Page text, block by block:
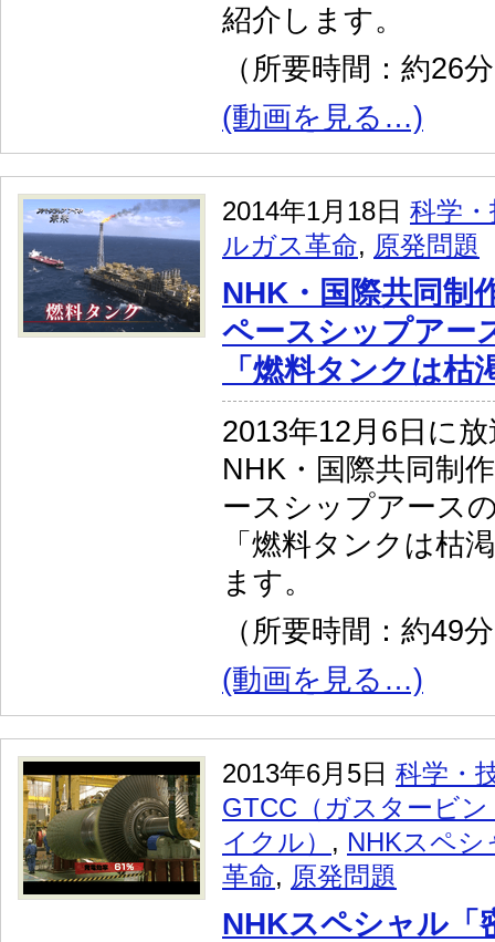
紹介します。
（所要時間：約26
(動画を見る…)
2014年1月18日 科学
ルガス革命, 原発問題
NHK・国際共同制
ペースシップアー
「燃料タンクは枯
2013年12月6日に
NHK・国際共同制
ースシップアース
「燃料タンクは枯
ます。
（所要時間：約49
(動画を見る…)
2013年6月5日 科学・
GTCC（ガスタービ
イクル） , NHKスペシ
革命, 原発問題
NHKスペシャル「